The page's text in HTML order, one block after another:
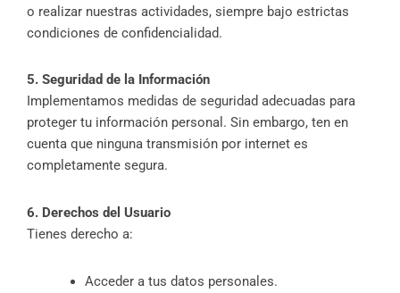
o realizar nuestras actividades, siempre bajo estrictas
condiciones de confidencialidad.
5. Seguridad de la Información
Implementamos medidas de seguridad adecuadas para
proteger tu información personal. Sin embargo, ten en
cuenta que ninguna transmisión por internet es
completamente segura.
6. Derechos del Usuario
Tienes derecho a:
Acceder a tus datos personales.